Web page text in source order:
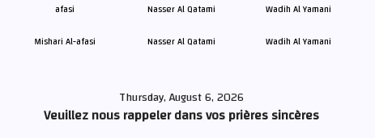
Mishari Al-afasi Nasser Al Qatami Wadih Al Yamani
Thursday, August 6, 2026
Veuillez nous rappeler dans vos prières sincères